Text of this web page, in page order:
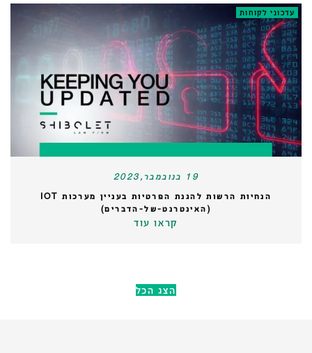
עדכוני לקוחות
19 בנובמבר,2023
הנחיות הרשות להגנת הפרטיות בעניין מערכות IOT
(האינטרנט-של-הדברים)
קראו עוד
הצג הכל